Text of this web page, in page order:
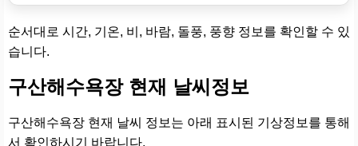
순서대로 시간, 기온, 비, 바람, 돌풍, 풍향 정보를 확인할 수 있
습니다.
구산해수욕장 현재 날씨정보
구산해수욕장 현재 날씨 정보는 아래 표시된 기상정보를 통해
서 확인하시기 바랍니다.